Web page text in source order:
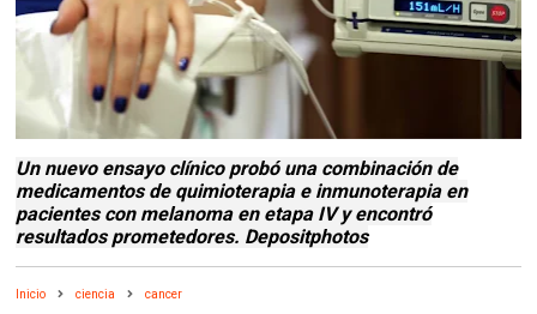
Un nuevo ensayo clínico probó una combinación de
medicamentos de quimioterapia e inmunoterapia en
pacientes con melanoma en etapa IV y encontró
resultados prometedores. Depositphotos
Inicio ciencia cancer